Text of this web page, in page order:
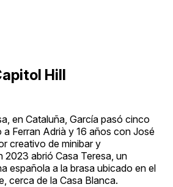
Hill
en Cataluña, García pasó cinco
a Ferran Adrià y 16 años con José
creativo de minibar y
2023 abrió Casa Teresa, un
española a la brasa ubicado en el
cerca de la Casa Blanca.